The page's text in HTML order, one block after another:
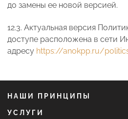
до замены ее новой версией.
12.3. Актуальная версия
доступе расположена в сети
адресу https://anokpp.ru/
НАШИ ПРИНЦИПЫ
УСЛУГИ